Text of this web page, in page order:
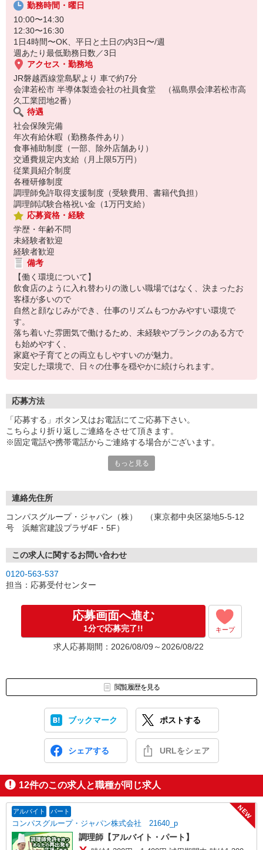
勤務時間・曜日
10:00〜14:30
12:30〜16:30
1日4時間〜OK、平日と土日の内3日〜/週
週あたり最低勤務日数／3日
アクセス・勤務地
JR磐越西線堂島駅より 車で約7分
会津若松市 半導体製造会社の社員食堂 （福島県会津若松市高
久工業団地2番）
待遇
社会保険完備
年次有給休暇（勤務条件あり）
食事補助制度（一部、除外店舗あり）
交通費規定内支給（月上限5万円）
従業員紹介制度
各種研修制度
調理師免許取得支援制度（受験費用、書籍代負担）
調理師試験合格祝い金（1万円支給）
応募資格・経験
学歴・年齢不問
未経験者歓迎
経験者歓迎
備考
【働く環境について】
飲食店のように入れ替わりの激しい職場ではなく、決まったお
客様が多いので
自然と顔なじみができ、仕事のリズムもつかみやすい環境で
す。
落ち着いた雰囲気で働けるため、未経験やブランクのある方で
も始めやすく、
家庭や子育てとの両立もしやすいのが魅力。
安定した環境で、日々の仕事を穏やかに続けられます。
応募方法
「応募する」ボタン又はお電話にてご応募下さい。
こちらより折り返しご連絡をさせて頂きます。
※固定電話や携帯電話からご連絡する場合がございます。
［2］携帯のショートメッセージ（SMS）に質問フォームをお送り
メッセージに従ってご質問にご回答頂き、ご都合の良い面接日
程をご選択ください♪
連絡させて頂きます。
↓
［3］面接実施。履歴書（写真貼付）をお持ちください。
面接では仕事内容や職場についてなど、気になることやご希望は
［4］ 採用決定のご連絡。勤務開始日もお気軽にご相談ください。
【電話受付】
もっと見る
連絡先住所
コンパスグループ・ジャパン（株） （東京都中央区築地5-5-12
号 浜離宮建設プラザ4F・5F）
この求人に関するお問い合わせ
0120-563-537
担当：応募受付センター
応募画面へ進む
1分で応募完了!! キープ
求人応募期間：2026/08/09～2026/08/22
閲覧履歴を見る
ブックマーク ポストする
シェアする URLをシェア
12件のこの求人と職種が同じ求人
アルバイト パート
コンパスグループ・ジャパン株式会社 21640_p
NEW
調理師【アルバイト・パート】